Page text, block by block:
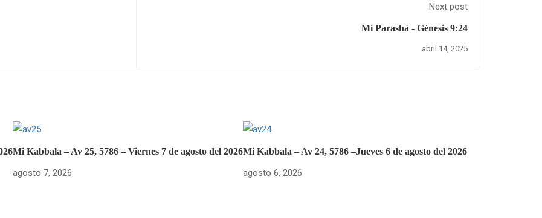
Next post
Mi Parashà - Génesis 9:24
abril 14, 2025
Mi Kabbala – Av 25, 5786 – Viernes 7 de agosto del 2026
agosto 7, 2026
Mi Kabbala – Av 24, 5786 –Jueves 6 de agosto del 2026
agosto 6, 2026